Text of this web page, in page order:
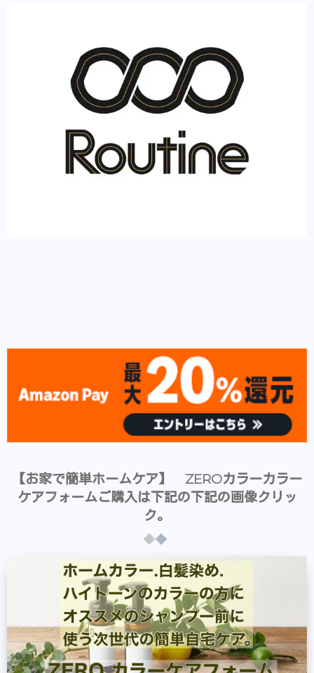
【お家で簡単ホームケア】 ZEROカラーカラー
ケアフォームご購入は下記の下記の画像クリッ
ク。